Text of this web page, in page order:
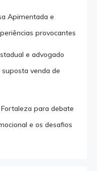
Apimentada e
provocantes
e advogado
venda de
para debate
e os desafios